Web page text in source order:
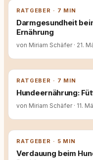
RATGEBER · 7 MIN
Darmgesundheit
Ernährung
von Miriam Schäfer · 21.
RATGEBER · 7 MIN
Hundeernährung:
von Miriam Schäfer · 11.
RATGEBER · 5 MIN
Verdauung beim